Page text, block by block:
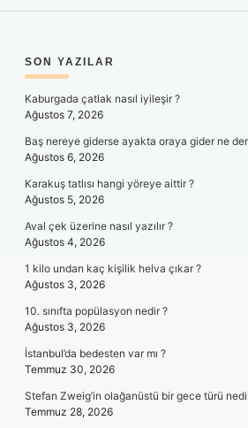
SIDEBAR
SON YAZILAR
Kaburgada çatlak nasıl iyileşir ?
Ağustos 7, 2026
Baş nereye giderse ayakta oraya gider ne
Ağustos 6, 2026
Karakuş tatlısı hangi yöreye aittir ?
Ağustos 5, 2026
Aval çek üzerine nasıl yazılır ?
Ağustos 4, 2026
1 kilo undan kaç kişilik helva çıkar ?
Ağustos 3, 2026
10. sınıfta popülasyon nedir ?
Ağustos 3, 2026
İstanbul’da bedesten var mı ?
Temmuz 30, 2026
Stefan Zweig’in olağanüstü bir gece türü
Temmuz 28, 2026